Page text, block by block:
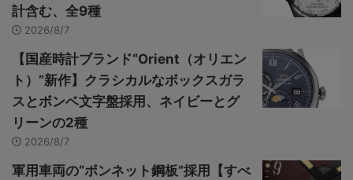
計含む、全9種
2026/8/7
【国産時計ブランド“Orient（オリエン
ト）”新作】クラシカルなボックスガラ
スとボンベ文字盤採用、ネイビーとグ
リーンの2種
2026/8/7
軍用車両の“ボンネット鋼板”採用【すべ